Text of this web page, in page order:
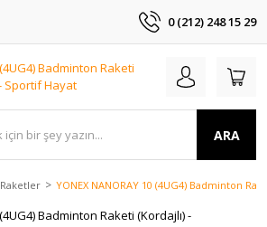
0 (212) 248 15 29
ARA
Raketler YONEX NANORAY 10 (4UG4) Badminton